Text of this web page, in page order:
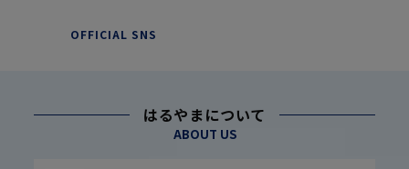
OFFICIAL SNS
はるやまについて
ABOUT US